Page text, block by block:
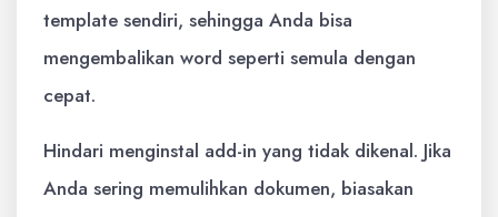
template sendiri, sehingga Anda bisa
mengembalikan word seperti semula dengan
cepat.
Hindari menginstal add-in yang tidak dikenal. Jika
Anda sering memulihkan dokumen, biasakan